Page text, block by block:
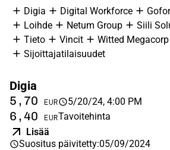
Digia Digital Workforce
Loihde
Netum Group Siili
Tieto
Vincit
Witted Megacorp
Sijoittajatilaisuudet
Digia
5,70 EUR 5/20/24, 4:00 PM
6,40 EURTavoitehinta
Lisää
Suositus päivitetty:05/09/2024